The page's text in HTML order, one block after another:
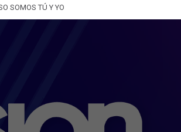
SOMOS TÚ Y YO